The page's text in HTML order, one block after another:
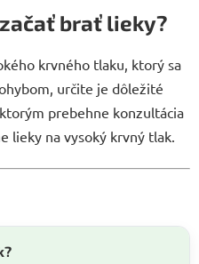
brať lieky?
krvného tlaku, ktorý sa
určite je dôležité
prebehne konzultácia
lieky na vysoký krvný tlak.